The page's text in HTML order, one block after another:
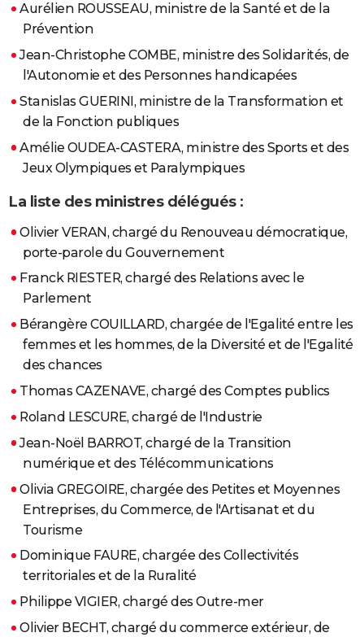
Aurélien ROUSSEAU, ministre de la Santé et de la
Prévention
Jean-Christophe COMBE, ministre des Solidarités, de
l'Autonomie et des Personnes handicapées
Stanislas GUERINI, ministre de la Transformation et
de la Fonction publiques
Amélie OUDEA-CASTERA, ministre des Sports et des
Jeux Olympiques et Paralympiques
La liste des ministres délégués :
Olivier VERAN, chargé du Renouveau démocratique,
porte-parole du Gouvernement
Franck RIESTER, chargé des Relations avec le
Parlement
Bérangère COUILLARD, chargée de l'Egalité entre les
femmes et les hommes, de la Diversité et de l'Egalité
des chances
Thomas CAZENAVE, chargé des Comptes publics
Roland LESCURE, chargé de l'Industrie
Jean-Noël BARROT, chargé de la Transition
numérique et des Télécommunications
Olivia GREGOIRE, chargée des Petites et Moyennes
Entreprises, du Commerce, de l'Artisanat et du
Tourisme
Dominique FAURE, chargée des Collectivités
territoriales et de la Ruralité
Philippe VIGIER, chargé des Outre-mer
Olivier BECHT, chargé du commerce extérieur, de